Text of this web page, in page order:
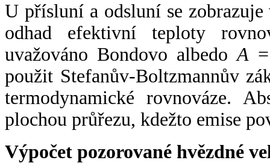
U přísluní a odsluní se
odhad efektivní teploty
uvažováno Bondovo albedoA
použit Stefanův-Boltzmannův
termodynamické rovnováze.
plochou průřezu, kdežto emise
Výpočet pozorované hvězdné